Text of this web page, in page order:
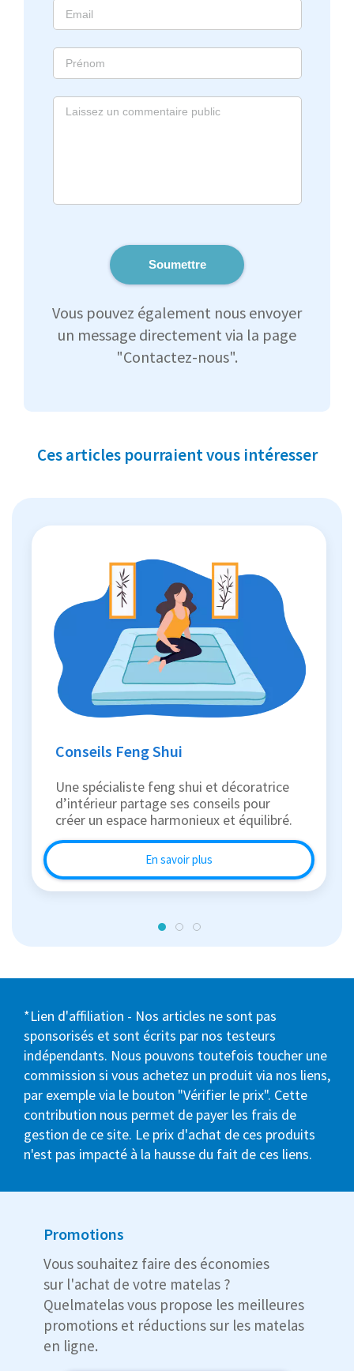
Soumettre
Vous pouvez également nous envoyer
un message directement via la page
"Contactez-nous".
Ces articles pourraient vous intéresser
Conseils Feng Shui
Une spécialiste feng shui et décoratrice
d’intérieur partage ses conseils pour
créer un espace harmonieux et équilibré.
En savoir plus
*Lien d'affiliation - Nos articles ne sont pas
sponsorisés et sont écrits par nos testeurs
indépendants. Nous pouvons toutefois toucher une
commission si vous achetez un produit via nos liens,
par exemple via le bouton "Vérifier le prix". Cette
contribution nous permet de payer les frais de
gestion de ce site. Le prix d'achat de ces produits
n'est pas impacté à la hausse du fait de ces liens.
Promotions
Vous souhaitez faire des économies
sur l'achat de votre matelas ?
Quelmatelas vous propose les meilleures
promotions et réductions sur les matelas
en ligne.